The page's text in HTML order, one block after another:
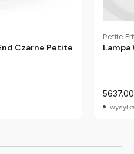
Czarne Petite
Petite
Lampa
5637.00